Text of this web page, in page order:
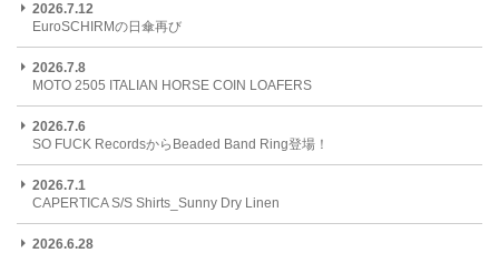
2026.7.12
EuroSCHIRMの日傘再び
2026.7.8
MOTO 2505 ITALIAN HORSE COIN LOAFERS
2026.7.6
SO FUCK RecordsからBeaded Band Ring登場！
2026.7.1
CAPERTICA S/S Shirts_Sunny Dry Linen
2026.6.28